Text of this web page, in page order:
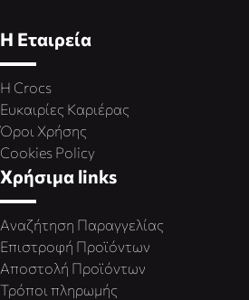
Η Εταιρεία
Η Crocs
Ευκαιρίες Καριέρας
Όροι Χρήσης
Cookies Policy
Χρήσιμα links
Αναζήτηση Παραγγελίας
Επιστροφή Προϊόντων
Αποστολή Προϊόντων
Τρόποι πληρωμής